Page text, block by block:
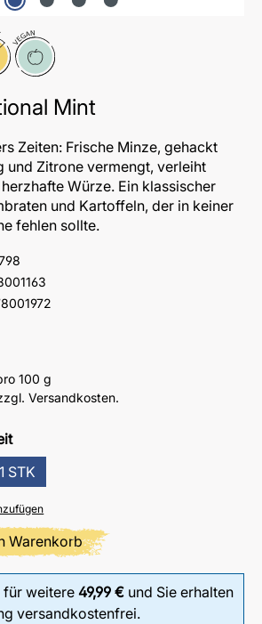
Vegan
Mint
Zeiten: Frische Minze, gehackt
und Zitrone vermengt, verleiht
Würze. Ein klassischer
und Kartoffeln, der in keiner
fehlen sollte.
100 g
Versandkosten.
1 x 1 STK
Anzahl: Gib den
Warenkorb
für weitere49,99 € und Sie erhalten
versandkostenfrei.